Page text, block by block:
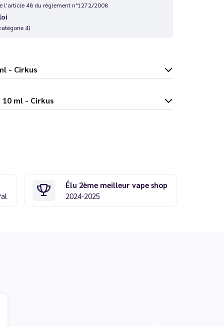
l'article 48 du règlement n°1272/2008
4)
ml - Cirkus
10 ml - Cirkus
Élu 2ème meilleur vape shop
2024-2025